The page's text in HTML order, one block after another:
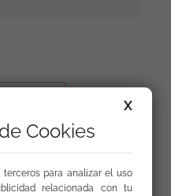
nosotros
X
Cookies
para analizar el uso
relacionada con tu